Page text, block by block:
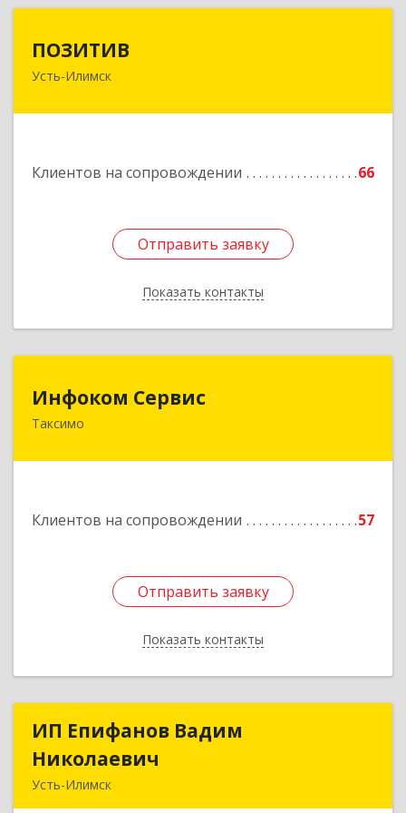
ПОЗИТИВ
Усть-Илимск
Клиентов на сопровождении 66
Отправить заявку
Показать контакты
666679, Иркутская обл, Усть-Илимск г, Дружбы
Отправить заявку
Назад
Инфоком Сервис
Таксимо
Клиентов на сопровождении 57
Отправить заявку
Показать контакты
671560, Республика Бурятия, Муйский р-н, пгт.
Отправить заявку
Назад
ИП Епифанов Вадим
Николаевич
Усть-Илимск
ИП Епифанов Вадим